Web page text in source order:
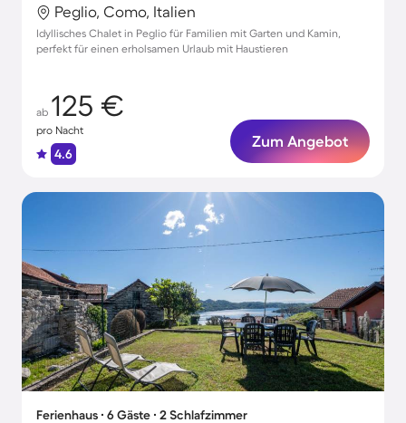
Peglio, Como, Italien
Idyllisches Chalet in Peglio für Familien mit Garten und Kamin,
perfekt für einen erholsamen Urlaub mit Haustieren
ab 125 €
pro Nacht
4.6
Zum Angebot
Ferienhaus ∙ 6 Gäste ∙ 2 Schlafzimmer